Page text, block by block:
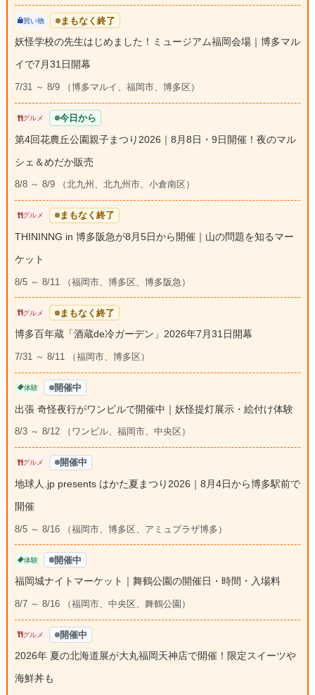
買い物 まもなく終了
妖怪学校の先生はじめました！ミュージアム福岡会場｜博多マル
イで7月31日開幕
7/31 ～ 8/9 （博多マルイ、福岡市、博多区）
グルメ 今日から
第4回花農丘公園親子まつり2026｜8月8日・9日開催！夜のマル
シェ＆めだか販売
8/8 ～ 8/9 （北九州、北九州市、小倉南区）
グルメ まもなく終了
THININNG in 博多阪急が8月5日から開催｜山の問題を知るマー
ケット
8/5 ～ 8/11 （福岡市、博多区、博多阪急）
グルメ まもなく終了
博多百年蔵「酒蔵de冷ガーデン」2026年7月31日開幕
7/31 ～ 8/11 （福岡市、博多区）
体験 開催中
出張 奇怪夜行がワンビルで開催中｜妖怪提灯展示・絵付け体験
8/3 ～ 8/12 （ワンビル、福岡市、中央区）
グルメ 開催中
地球人.jp presents はかた夏まつり2026｜8月4日から博多駅前で
開催
8/5 ～ 8/16 （福岡市、博多区、アミュプラザ博多）
体験 開催中
福岡城ナイトマーケット｜舞鶴公園の開催日・時間・入場料
8/7 ～ 8/16 （福岡市、中央区、舞鶴公園）
グルメ 開催中
2026年 夏の北海道展が大丸福岡天神店で開催！限定スイーツや
海鮮丼も